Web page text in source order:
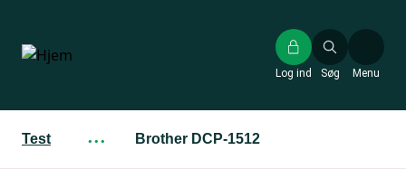
hovedindhold
Søg
Log ind Menu
Test ··· Brother DCP-1512